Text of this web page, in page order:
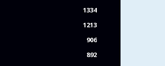
1334
1213
906
892